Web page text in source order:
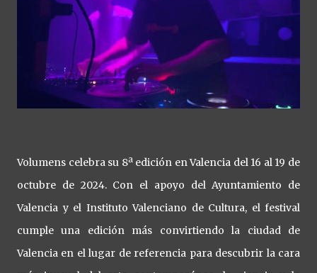
Volumens celebra su 8ª edición en Valencia del 16 al 19 de
octubre de 2024. Con el apoyo del Ayuntamiento de
Valencia y el Instituto Valenciano de Cultura, el festival
cumple una edición más convirtiendo la ciudad de
Valencia en el lugar de referencia para descubrir la cara